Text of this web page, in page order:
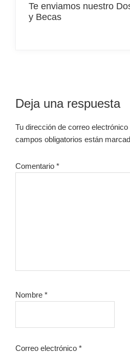
Te enviamos nuestro
y Becas
Interacciones
con
los
Deja una respuesta
Tu dirección de correo
campos obligatorios están
Comentario *
Nombre *
Correo electrónico *